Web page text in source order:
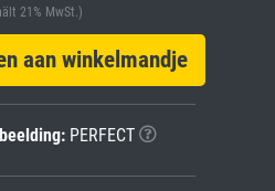
21% MwSt.)
aan winkelmandje
PERFECT